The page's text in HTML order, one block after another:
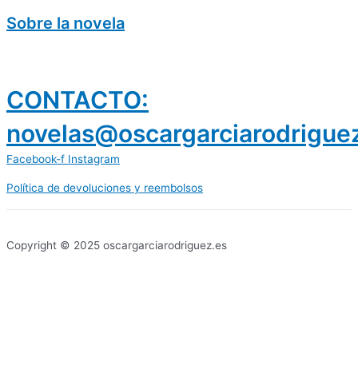
Sobre la novela
CONTACTO:
Facebook-f Instagram
Política de devoluciones y reembolsos
Copyright © 2025 oscargarciarodriguez.es